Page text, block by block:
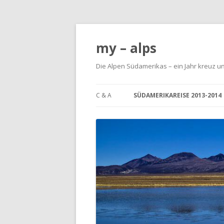
my – alps
Die Alpen Südamerikas – ein Jahr kreuz
C & A SÜDAMERIKAREISE 2013-2014
DATEN UND TECHNIK
REISEBERICHTE